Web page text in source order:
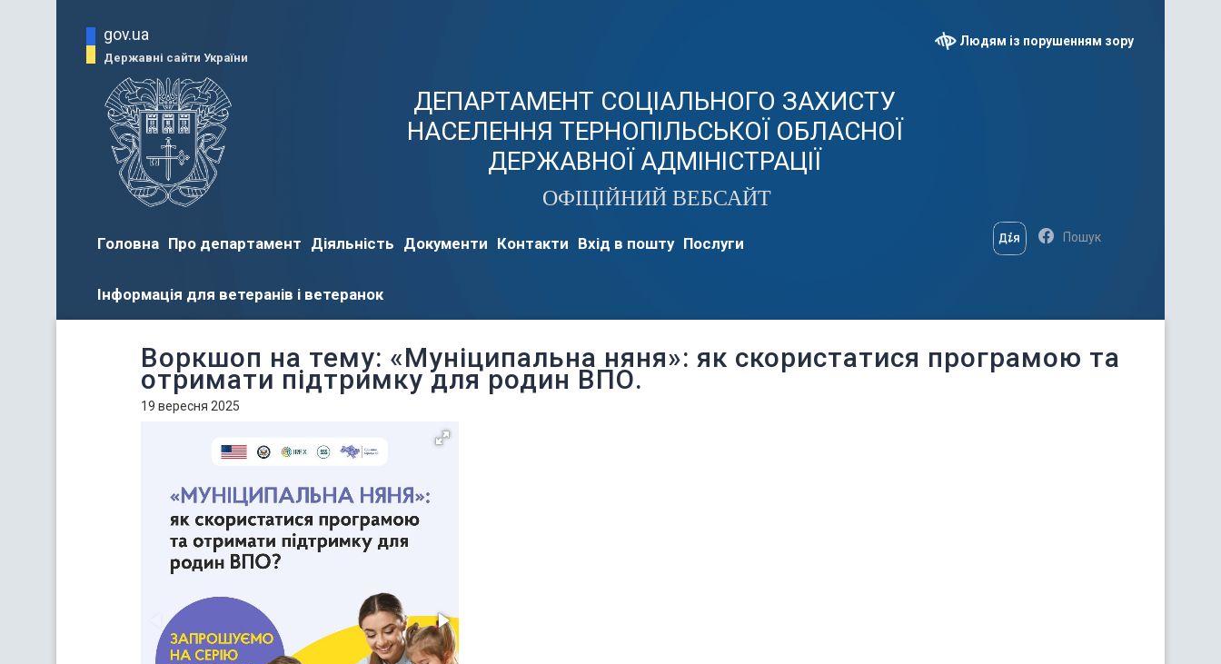
gov.ua
Державні сайти України
ДЕПАРТАМЕНТ СОЦІАЛЬНОГО ЗАХИСТУ
НАСЕЛЕННЯ ТЕРНОПІЛЬСЬКОЇ ОБЛАСНОЇ
ДЕРЖАВНОЇ АДМІНІСТРАЦІЇ
ОФІЦІЙНИЙ ВЕБСАЙТ
Людям із порушенням зору
Головна Про департамент Діяльність Документи Контакти Вхід в пошту Послуги
Інформація для ветеранів і ветеранок
Воркшоп на тему: «Муніципальна няня»: як скористатися програмою та
отримати підтримку для родин ВПО.
19 вересня 2025